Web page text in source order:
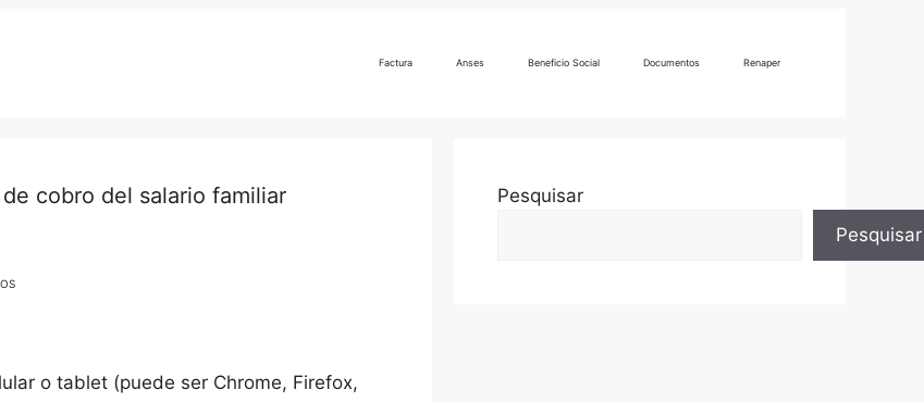
Factura Anses Beneficio Social Documentos Renaper
cobro del salario familiar
o tablet (puede ser Chrome, Firefox,
Pesquisar
Pesquisar